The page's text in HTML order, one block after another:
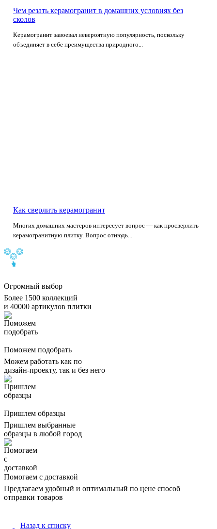
Чем резать керамогранит в домашних условиях без
сколов
Керамогранит завоевал невероятную популярность, поскольку
объединяет в себе преимущества природного...
Как сверлить керамогранит
Многих домашних мастеров интересует вопрос — как просверлить
керамогранитную плитку. Вопрос отнюдь...
Огромный выбор
Более 1500 коллекций
и 40000 артикулов плитки
Поможем подобрать
Можем работать как по
дизайн-проекту, так и без него
Пришлем образцы
Пришлем выбранные
образцы в любой город
Помогаем с доставкой
Предлагаем удобный и оптимальный по цене способ
отправки товаров
Назад к списку